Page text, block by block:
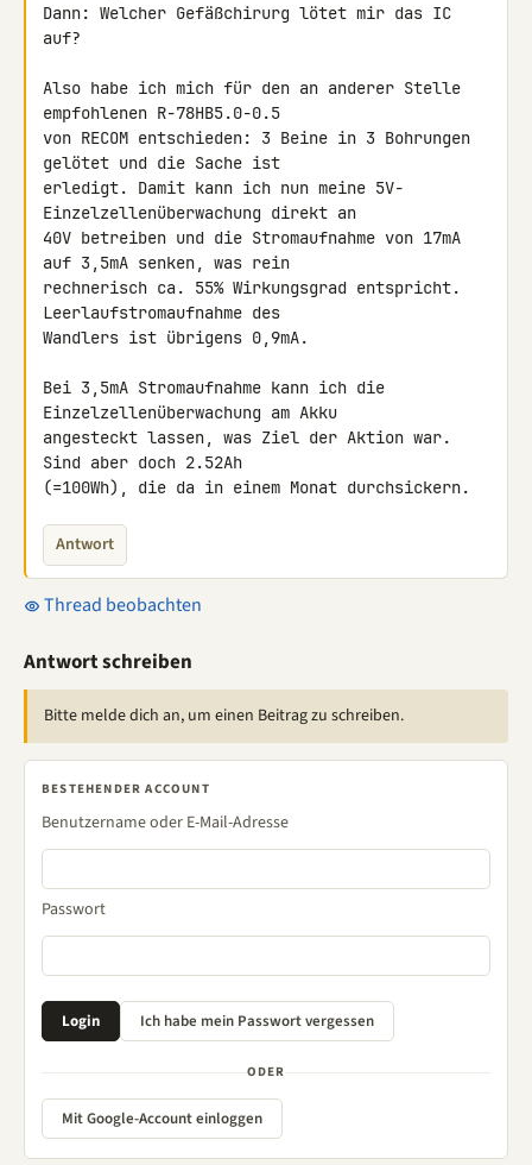
Dann: Welcher Gefäßchirurg lötet mir das IC
auf?
Also habe ich mich für den an anderer Stelle
empfohlenen R-78HB5.0-0.5
von RECOM entschieden: 3 Beine in 3 Bohrungen
gelötet und die Sache ist
erledigt. Damit kann ich nun meine 5V-
Einzelzellenüberwachung direkt an
40V betreiben und die Stromaufnahme von 17mA
auf 3,5mA senken, was rein
rechnerisch ca. 55% Wirkungsgrad entspricht.
Leerlaufstromaufnahme des
Wandlers ist übrigens 0,9mA.
Bei 3,5mA Stromaufnahme kann ich die
Einzelzellenüberwachung am Akku
angesteckt lassen, was Ziel der Aktion war.
Sind aber doch 2.52Ah
(=100Wh), die da in einem Monat durchsickern.
Antwort
Thread beobachten
Antwort schreiben
Bitte melde dich an, um einen Beitrag zu schreiben.
BESTEHENDER ACCOUNT
Benutzername oder E-Mail-Adresse
Passwort
ODER
Mit Google-Account einloggen